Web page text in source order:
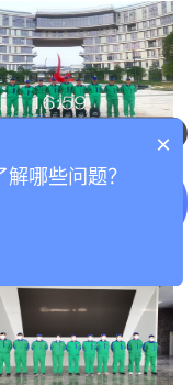
头源材料、严控产
，我们每一批的生
都经过严格的质检
生产车间为优吸总
全国分支机构生产光
净醛王、祛味剂等
质优势团队优势分
优吸环保是一棵正
成长的树，只要我们
工装节选)广州南沙
江湾校区)项目地
州市南沙区海滨路
圆满完成
例名称：香港科技
校区室内空气治
案例地址：广
区·香港科技大学(广
可以介绍下你们的产品么
你们是怎么收费的呢
×
哪些问题？